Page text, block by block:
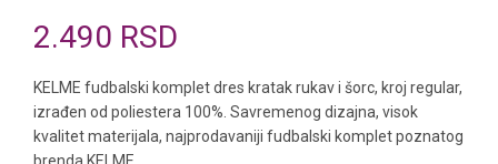
2.490 RSD
KELME fudbalski komplet dres kratak rukav i šorc, kroj regular,
izrađen od poliestera 100%. Savremenog dizajna, visok
kvalitet materijala, najprodavaniji fudbalski komplet poznatog